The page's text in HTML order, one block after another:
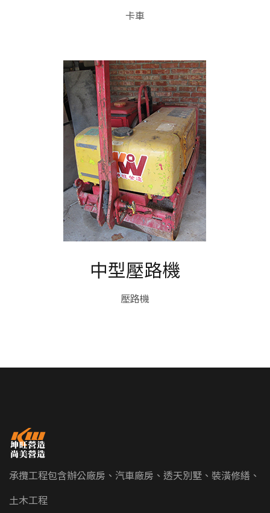
卡車
中型壓路機
壓路機
承攬工程包含辦公廠房、汽車廠房、透天別墅、裝潢修繕、
土木工程